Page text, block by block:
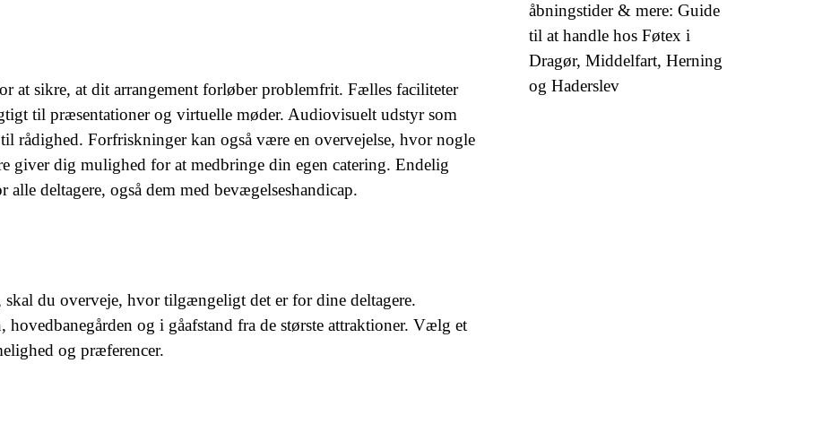
at sikre, at dit arrangement forløber problemfrit. Fælles faciliteter
til præsentationer og virtuelle møder. Audiovisuelt udstyr som
rådighed. Forfriskninger kan også være en overvejelse, hvor nogle
giver dig mulighed for at medbringe din egen catering. Endelig
deltagere, også dem med bevægelseshandicap.
du overveje, hvor tilgængeligt det er for dine deltagere.
og i gåafstand fra de største attraktioner. Vælg et
og præferencer.
åbningstider & mere: Guide
til at handle hos Føtex i
Dragør, Middelfart, Herning
og Haderslev